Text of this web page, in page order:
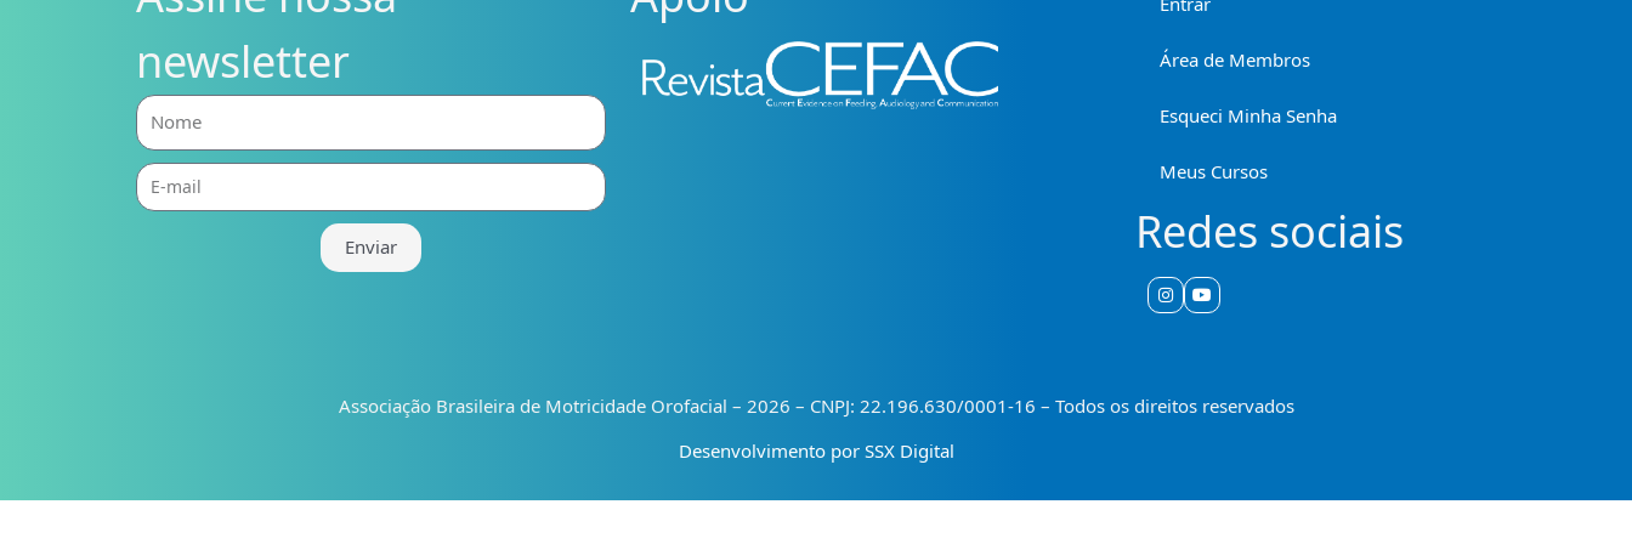
newsletter
Nome
E-
mail
Enviar
Área de Membros
Esqueci Minha Senha
Meus Cursos
Redes sociais
Associação Brasileira de Motricidade Orofacial – 2026 – CNPJ: 22.196.630/0001-16 – Todos os direitos reservados
Desenvolvimento por SSX Digital